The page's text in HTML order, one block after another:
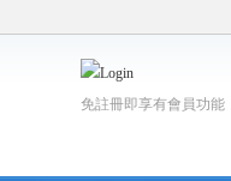
免註冊即享有會員功能